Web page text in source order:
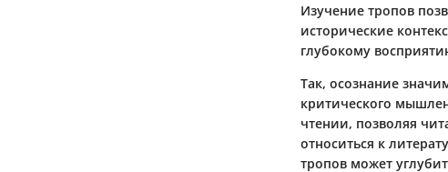
Изучение тропов
исторические
глубокому
Так, осознание
критического
чтении, позволяя
относиться к
тропов может